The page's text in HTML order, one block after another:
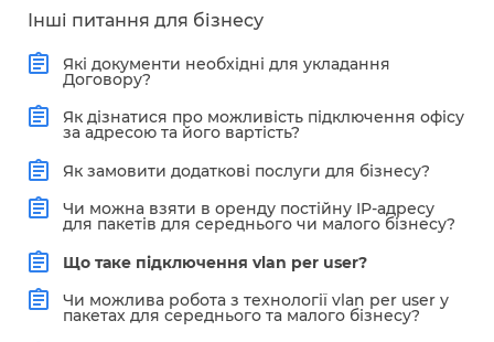
Інші питання для бізнесу
Які документи необхідні для укладання
Договору?
Як дізнатися про можливість підключення офісу
за адресою та його вартість?
Як замовити додаткові послуги для бізнесу?
Чи можна взяти в оренду постійну IP-адресу
для пакетів для середнього чи малого бізнесу?
Що таке підключення vlan per user?
Чи можлива робота з технології vlan per user у
пакетах для середнього та малого бізнесу?